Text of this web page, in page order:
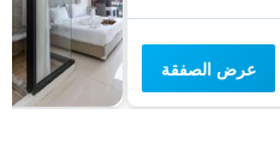
عرض الصفقة